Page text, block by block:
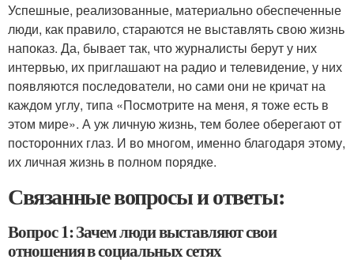
Успешные, реализованные, материально обеспеченные
люди, как правило, стараются не выставлять свою жизнь
напоказ. Да, бывает так, что журналисты берут у них
интервью, их приглашают на радио и телевидение, у них
появляются последователи, но сами они не кричат на
каждом углу, типа «Посмотрите на меня, я тоже есть в
этом мире». А уж личную жизнь, тем более оберегают от
посторонних глаз. И во многом, именно благодаря этому,
их личная жизнь в полном порядке.
Связанные вопросы и ответы:
Вопрос 1: Зачем люди выставляют свои
отношения в социальных сетях